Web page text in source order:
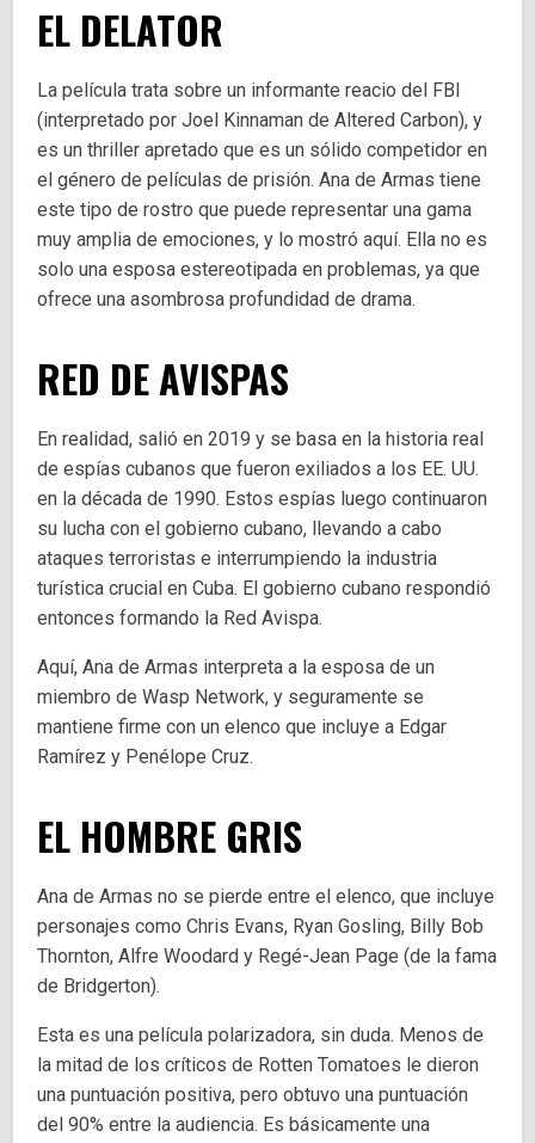
EL DELATOR
La película trata sobre un informante reacio del FBI
(interpretado por Joel Kinnaman de Altered Carbon), y
es un thriller apretado que es un sólido competidor en
el género de películas de prisión. Ana de Armas tiene
este tipo de rostro que puede representar una gama
muy amplia de emociones, y lo mostró aquí. Ella no es
solo una esposa estereotipada en problemas, ya que
ofrece una asombrosa profundidad de drama.
RED DE AVISPAS
En realidad, salió en 2019 y se basa en la historia real
de espías cubanos que fueron exiliados a los EE. UU.
en la década de 1990. Estos espías luego continuaron
su lucha con el gobierno cubano, llevando a cabo
ataques terroristas e interrumpiendo la industria
turística crucial en Cuba. El gobierno cubano respondió
entonces formando la Red Avispa.
Aquí, Ana de Armas interpreta a la esposa de un
miembro de Wasp Network, y seguramente se
mantiene firme con un elenco que incluye a Edgar
Ramírez y Penélope Cruz.
EL HOMBRE GRIS
Ana de Armas no se pierde entre el elenco, que incluye
personajes como Chris Evans, Ryan Gosling, Billy Bob
Thornton, Alfre Woodard y Regé-Jean Page (de la fama
de Bridgerton).
Esta es una película polarizadora, sin duda. Menos de
la mitad de los críticos de Rotten Tomatoes le dieron
una puntuación positiva, pero obtuvo una puntuación
del 90% entre la audiencia. Es básicamente una